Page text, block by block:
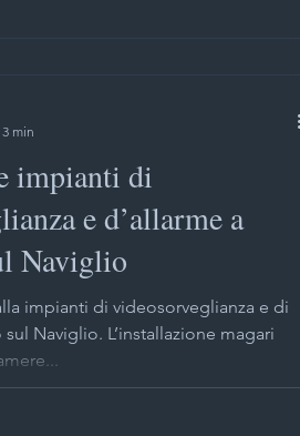
impianti di
e d’allarme a
Naviglio
impianti di videosorveglianza e di
Naviglio. L’installazione magari
min